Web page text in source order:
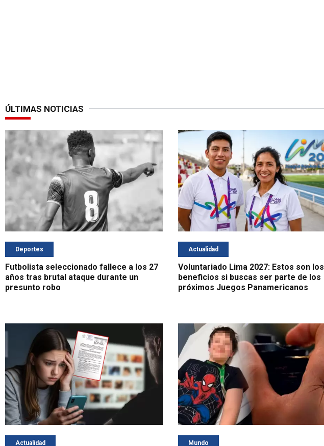
ÚLTIMAS NOTICIAS
Deportes
Futbolista seleccionado fallece a los 27
años tras brutal ataque durante un
presunto robo
Actualidad
Voluntariado Lima 2027: Estos son los
beneficios si buscas ser parte de los
próximos Juegos Panamericanos
Actualidad Mundo